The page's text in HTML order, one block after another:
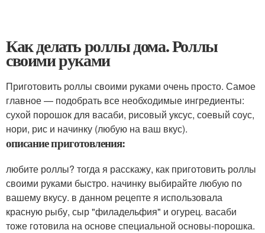
Как делать роллы дома. Роллы
своими руками
Приготовить роллы своими руками очень просто. Самое
главное — подобрать все необходимые ингредиенты:
сухой порошок для васаби, рисовый уксус, соевый соус,
нори, рис и начинку (любую на ваш вкус).
описание приготовления:
любите роллы? тогда я расскажу, как приготовить роллы
своими руками быстро. начинку выбирайте любую по
вашему вкусу. в данном рецепте я использовала
красную рыбу, сыр "филадельфия" и огурец. васаби
тоже готовила на основе специальной основы-порошка.